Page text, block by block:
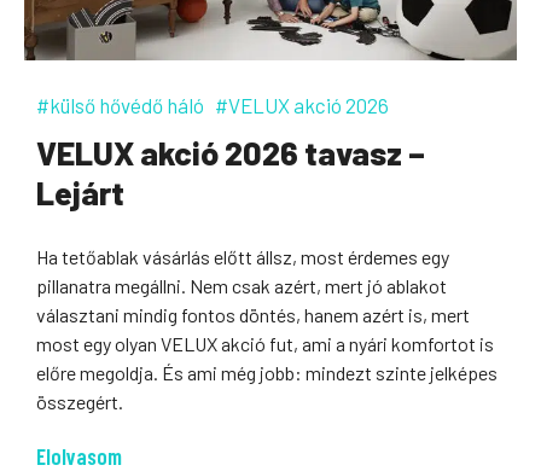
#külső hővédő háló #VELUX akció 2026
VELUX akció 2026 tavasz –
Lejárt
Ha tetőablak vásárlás előtt állsz, most érdemes egy
pillanatra megállni. Nem csak azért, mert jó ablakot
választani mindig fontos döntés, hanem azért is, mert
most egy olyan VELUX akció fut, ami a nyári komfortot is
előre megoldja. És ami még jobb: mindezt szinte jelképes
összegért.
Elolvasom